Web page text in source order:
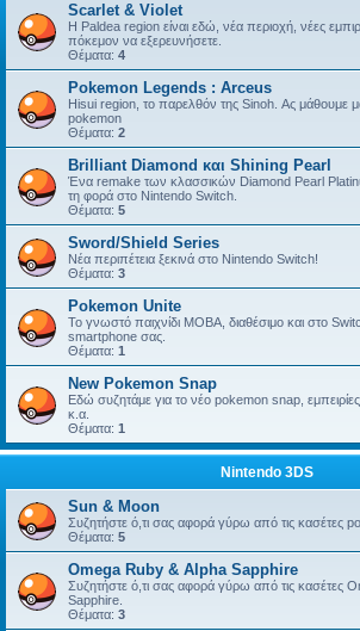
Scarlet & Violet
Η Paldea region είναι εδώ, νέα περιοχή, νέες
πόκεμον να εξερευνήσετε.
Θέματα: 4
Pokemon Legends : Arceus
Hisui region, το παρελθόν της Sinoh. Ας μάθουμε
pokemon
Θέματα: 2
Brilliant Diamond και Shining Pearl
Ένα remake των κλασσικών Diamond Pearl
τη φορά στο Nintendo Switch.
Θέματα: 5
Sword/Shield Series
Νέα περιπέτεια ξεκινά στο Nintendo Switch!
Θέματα: 3
Pokemon Unite
Το γνωστό παιχνίδι MOBA, διαθέσιμο και στο
smartphone σας.
Θέματα: 1
New Pokemon Snap
Εδώ συζητάμε για το νέο pokemon snap,
κ.α.
Θέματα: 1
Nintendo 3DS
Sun & Moon
Συζητήστε ό,τι σας αφορά γύρω από τις κασέτες
Θέματα: 5
Omega Ruby & Alpha Sapphire
Συζητήστε ό,τι σας αφορά γύρω από τις κασέτες
Sapphire.
Θέματα: 3